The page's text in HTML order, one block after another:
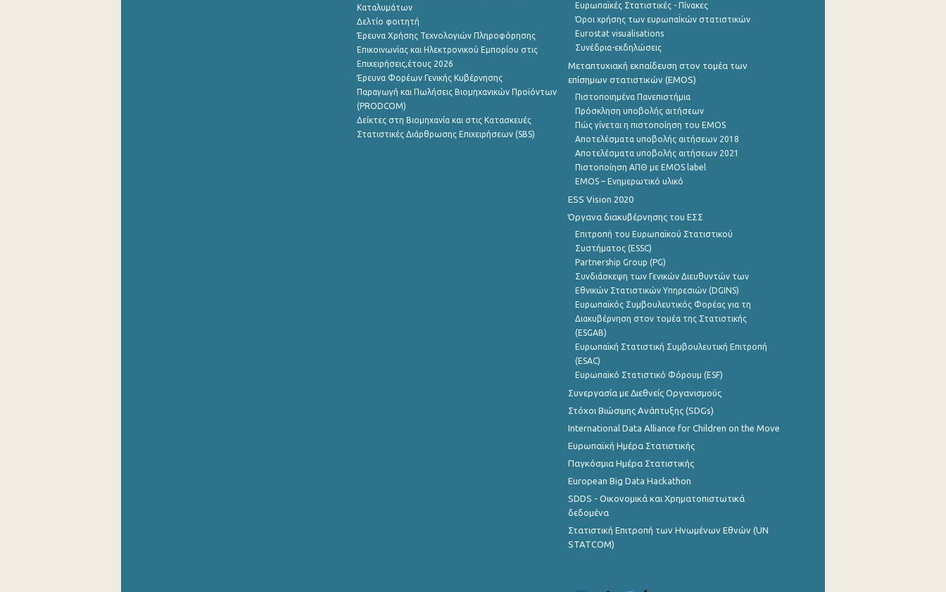
Καταλυμάτων
Δελτίο φοιτητή
Έρευνα Χρήσης Τεχνολογιών Πληροφόρησης
Επικοινωνίας και Ηλεκτρονικού Εμπορίου στις
Επιχειρήσεις,έτους 2026
Έρευνα Φορέων Γενικής Κυβέρνησης
Παραγωγή και Πωλήσεις Βιομηχανικών Προϊόντων
(PRODCOM)
Δείκτες στη Βιομηχανία και στις Κατασκευές
Στατιστικές Διάρθρωσης Επιχειρήσεων (SBS)
Ευρωπαϊκές Στατιστικές - Πίνακες
Όροι χρήσης των ευρωπαΪκών στατιστικών
Eurostat visualisations
Συνέδρια-εκδηλώσεις
Μεταπτυχιακή εκπαίδευση στον τομέα των
επίσημων στατιστικών (EMOS)
Πιστοποιημένα Πανεπιστήμια
Πρόσκληση υποβολής αιτήσεων
Πώς γίνεται η πιστοποίηση του EMOS
Αποτελέσματα υποβολής αιτήσεων 2018
Αποτελέσματα υποβολής αιτήσεων 2021
Πιστοποίηση ΑΠΘ με EMOS label
EMOS – Ενημερωτικό υλικό
ESS Vision 2020
Όργανα διακυβέρνησης του ΕΣΣ
Επιτροπή του Ευρωπαϊκού Στατιστικού
Συστήματος (ESSC)
Partnership Group (PG)
Συνδιάσκεψη των Γενικών Διευθυντών των
Εθνικών Στατιστικών Υπηρεσιών (DGINS)
Ευρωπαϊκός Συμβουλευτικός Φορέας για τη
Διακυβέρνηση στον τομέα της Στατιστικής
(ESGAB)
Ευρωπαϊκή Στατιστική Συμβουλευτική Επιτροπή
(ESAC)
Ευρωπαϊκό Στατιστικό Φόρουμ (ESF)
Συνεργασία με Διεθνείς Οργανισμούς
Στόχοι Βιώσιμης Ανάπτυξης (SDGs)
International Data Alliance for Children on the Move
Ευρωπαϊκή Ημέρα Στατιστικής
Παγκόσμια Ημέρα Στατιστικής
European Big Data Hackathon
SDDS - Οικονομικά και Χρηματοπιστωτικά
δεδομένα
Στατιστική Επιτροπή των Ηνωμένων Εθνών (UN
STATCOM)